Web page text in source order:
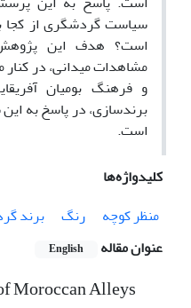
سیاست گردشگری از کجا
است؟ هدف این
مشاهدات میدانی، در کنار
و فرهنگ بومیان
برندسازی، در پاسخ به
است.
کلیدواژه‌ها
منظر کوچه
رنگ برند
عنوان مقاله
English
Moroccan Alleys